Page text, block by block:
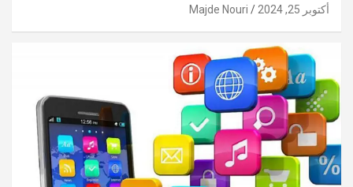
أكتوبر 25, 2024 Majde Nouri